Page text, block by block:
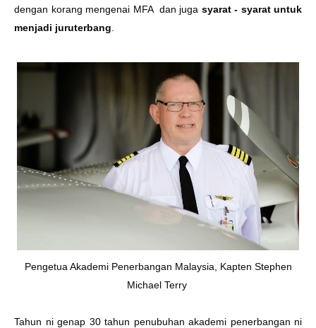
dengan korang mengenai MFA dan juga syarat - syarat untuk
menjadi juruterbang
Pengetua Akademi Penerbangan Malaysia, Kapten Stephen
Michael Terry
Tahun ni genap 30 tahun penubuhan akademi penerbangan ni